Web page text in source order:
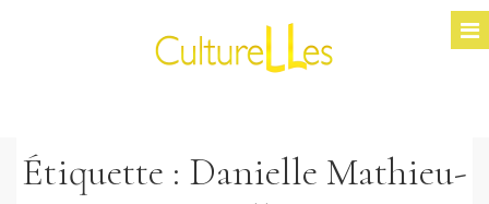
Étiquette : Danielle Mathieu-